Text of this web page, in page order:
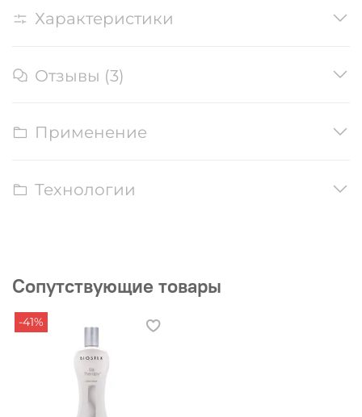
Характеристики
Отзывы (3)
Применение
Технологии
Сопутствующие товары
-41%